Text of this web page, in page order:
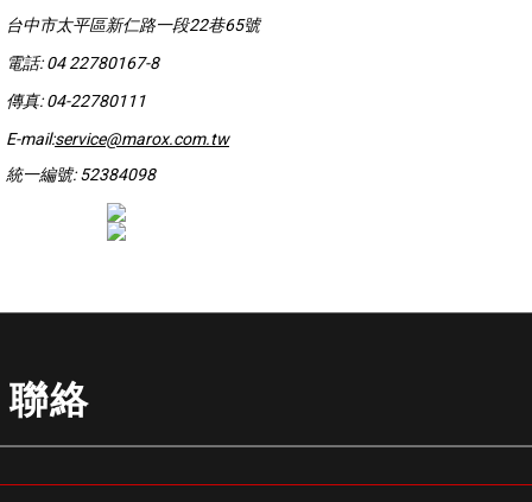
台中市太平區新仁路一段22巷65號
電話: 04 22780167-8
傳真: 04-22780111
E-mail:service@marox.com.tw
統一編號: 52384098
聯絡